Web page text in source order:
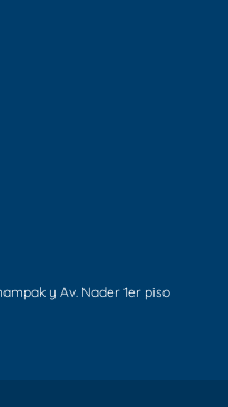
y Av. Nader 1er piso